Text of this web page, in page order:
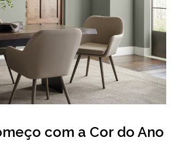
com a Cor do Ano